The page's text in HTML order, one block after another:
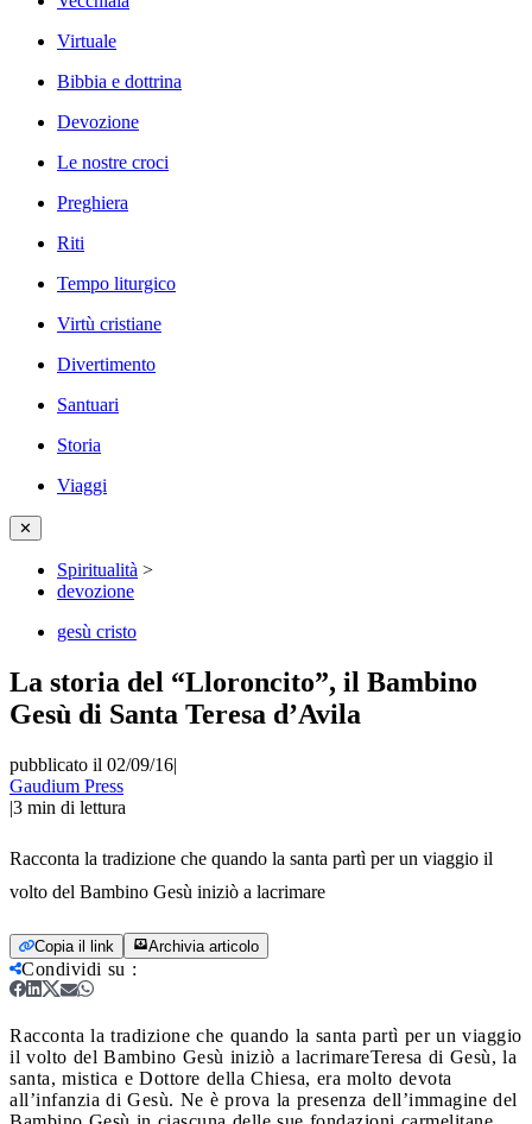
Virtuale
Bibbia e dottrina
Devozione
Le nostre croci
Preghiera
Riti
Tempo liturgico
Virtù cristiane
Divertimento
Santuari
Storia
Viaggi
✕
Spiritualità >
devozione
gesù cristo
La storia del “Lloroncito”, il Bambino
Gesù di Santa Teresa d’Avila
pubblicato il 02/09/16|
Gaudium Press
|3 min di lettura
Racconta la tradizione che quando la santa partì per un viaggio il
volto del Bambino Gesù iniziò a lacrimare
Copia il link Archivia articolo
Condividi su :
Racconta la tradizione che quando la santa partì per un viaggio
il volto del Bambino Gesù iniziò a lacrimareTeresa di Gesù, la
santa, mistica e Dottore della Chiesa, era molto devota
all’infanzia di Gesù. Ne è prova la presenza dell’immagine del